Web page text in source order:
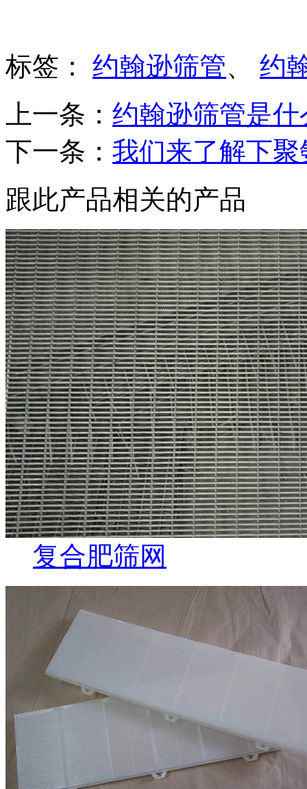
标签： 约翰逊筛管、 约
上一条： 约翰逊筛管是什
下一条： 我们来了解下
跟此产品相关的产品
复合肥筛网